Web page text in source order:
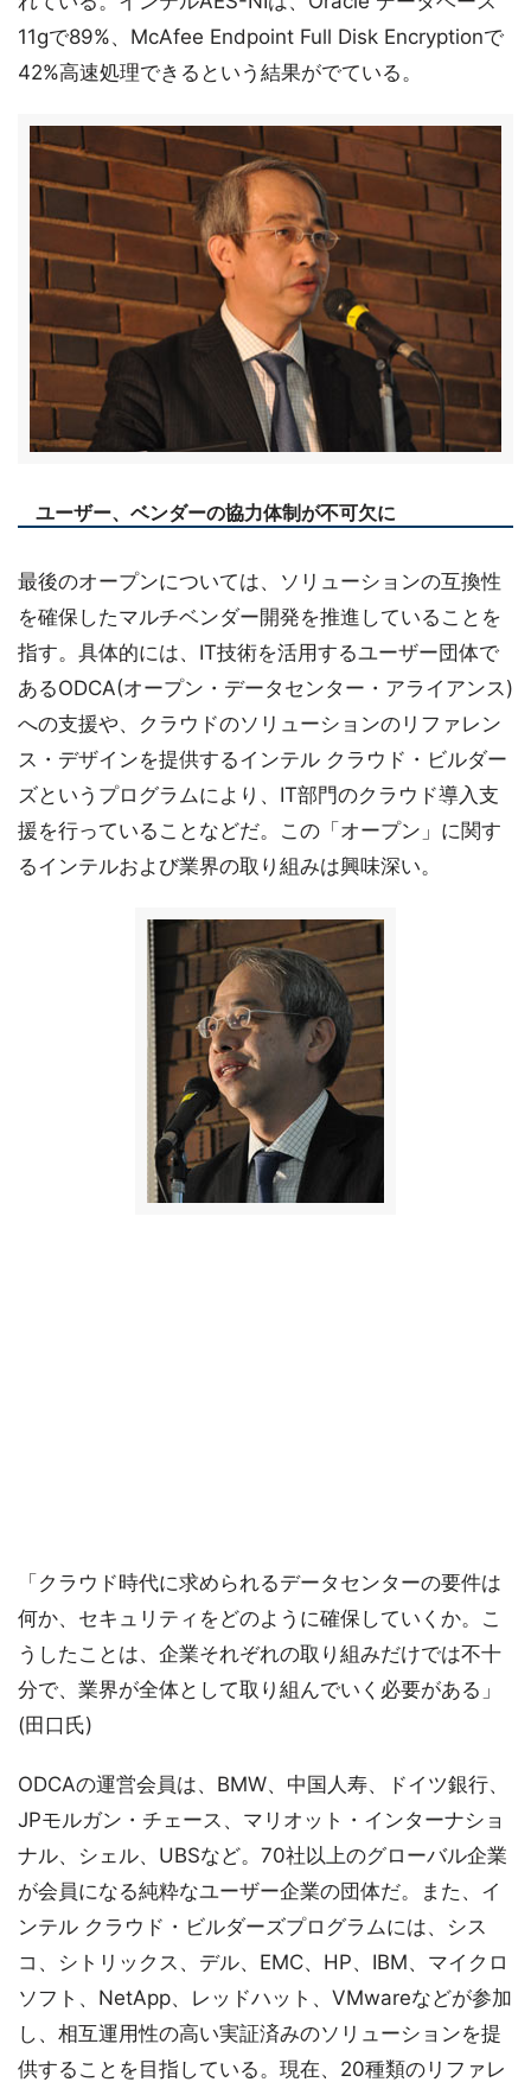
11gで89%、McAfee Endpoint Full Disk Encryptionで
42%高速処理できるという結果がでている。
ユーザー、ベンダーの協力体制が不可欠に
最後のオープンについては、ソリューションの互換性
を確保したマルチベンダー開発を推進していることを
指す。具体的には、IT技術を活用するユーザー団体で
あるODCA(オープン・データセンター・アライアンス)
への支援や、クラウドのソリューションのリファレン
ス・デザインを提供するインテル クラウド・ビルダー
ズというプログラムにより、IT部門のクラウド導入支
援を行っていることなどだ。この「オープン」に関す
るインテルおよび業界の取り組みは興味深い。
「クラウド時代に求められるデータセンターの要件は
何か、セキュリティをどのように確保していくか。こ
うしたことは、企業それぞれの取り組みだけでは不十
分で、業界が全体として取り組んでいく必要がある」
(田口氏)
ODCAの運営会員は、BMW、中国人寿、ドイツ銀行、
JPモルガン・チェース、マリオット・インターナショ
ナル、シェル、UBSなど。70社以上のグローバル企業
が会員になる純粋なユーザー企業の団体だ。また、イ
ンテル クラウド・ビルダーズプログラムには、シス
コ、シトリックス、デル、EMC、HP、IBM、マイクロ
ソフト、NetApp、レッドハット、VMwareなどが参加
し、相互運用性の高い実証済みのソリューションを提
供することを目指している。現在、20種類のリファレ